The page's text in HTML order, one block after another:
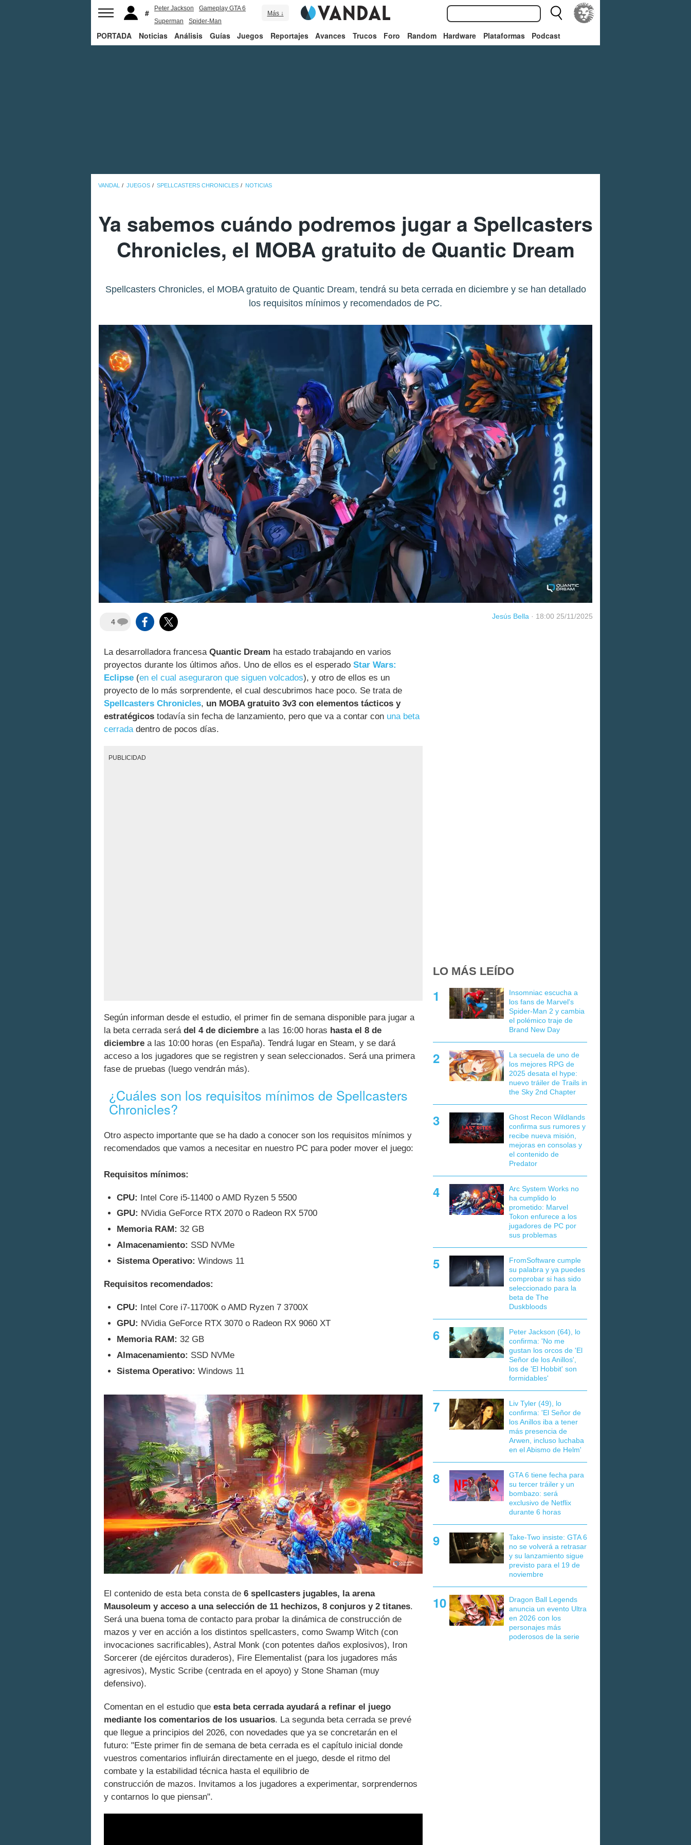
Peter Jackson
Gameplay GTA 6
Superman
Spider-Man
Más ↓
PORTADA Noticias Análisis Guías Juegos Reportajes Avances Trucos Foro Random Hardware Plataformas Podcast
VANDAL JUEGOS SPELLCASTERS CHRONICLES NOTICIAS
Ya sabemos cuándo podremos jugar a Spellcasters
Chronicles, el MOBA gratuito de Quantic Dream
Spellcasters Chronicles, el MOBA gratuito de Quantic Dream, tendrá su beta cerrada en diciembre y se han detallado
los requisitos mínimos y recomendados de PC.
4
Jesús Bella · 18:00 25/11/2025
La desarrolladora francesa Quantic Dream ha estado trabajando en varios
proyectos durante los últimos años. Uno de ellos es el esperado Star Wars:
Eclipse (en el cual aseguraron que siguen volcados), y otro de ellos es un
proyecto de lo más sorprendente, el cual descubrimos hace poco. Se trata de
Spellcasters Chronicles, un MOBA gratuito 3v3 con elementos tácticos y
estratégicos todavía sin fecha de lanzamiento, pero que va a contar con una beta
cerradadentro de pocos días.
PUBLICIDAD
Según informan desde el estudio, el primer fin de semana disponible para jugar a
la beta cerrada será del 4 de diciembre a las 16:00 horas hasta el 8 de
diciembre a las 10:00 horas (en España). Tendrá lugar en Steam, y se dará
acceso a los jugadores que se registren y sean seleccionados. Será una primera
fase de pruebas (luego vendrán más).
¿Cuáles son los requisitos mínimos de Spellcasters
Chronicles?
Otro aspecto importante que se ha dado a conocer son los requisitos mínimos y
recomendados que vamos a necesitar en nuestro PC para poder mover el juego:
Requisitos mínimos:
CPU: Intel Core i5-11400 o AMD Ryzen 5 5500
GPU: NVidia GeForce RTX 2070 o Radeon RX 5700
Memoria RAM: 32 GB
Almacenamiento: SSD NVMe
Sistema Operativo: Windows 11
Requisitos recomendados:
CPU: Intel Core i7-11700K o AMD Ryzen 7 3700X
GPU: NVidia GeForce RTX 3070 o Radeon RX 9060 XT
Memoria RAM: 32 GB
Almacenamiento: SSD NVMe
Sistema Operativo: Windows 11
El contenido de esta beta consta de 6 spellcasters jugables, la arena
Mausoleum y acceso a una selección de 11 hechizos, 8 conjuros y 2 titanes.
Será una buena toma de contacto para probar la dinámica de construcción de
mazos y ver en acción a los distintos spellcasters, como Swamp Witch (con
invocaciones sacrificables), Astral Monk (con potentes daños explosivos), Iron
Sorcerer (de ejércitos duraderos), Fire Elementalist (para los jugadores más
agresivos), Mystic Scribe (centrada en el apoyo) y Stone Shaman (muy
defensivo).
Comentan en el estudio que esta beta cerrada ayudará a refinar el juego
mediante los comentarios de los usuarios. La segunda beta cerrada se prevé
que llegue a principios del 2026, con novedades que ya se concretarán en el
futuro: "Este primer fin de semana de beta cerrada es el capítulo inicial donde
vuestros comentarios influirán directamente en el juego, desde el ritmo del
combate y la estabilidad técnica hasta el equilibrio de
construcción de mazos. Invitamos a los jugadores a experimentar, sorprendernos
y contarnos lo que piensan".
LO MÁS LEÍDO
Insomniac escucha a
los fans de Marvel's
Spider-Man 2 y cambia
el polémico traje de
Brand New Day
La secuela de uno de
los mejores RPG de
2025 desata el hype:
nuevo tráiler de Trails in
the Sky 2nd Chapter
Ghost Recon Wildlands
confirma sus rumores y
recibe nueva misión,
mejoras en consolas y
el contenido de
Predator
Arc System Works no
ha cumplido lo
prometido: Marvel
Tokon enfurece a los
jugadores de PC por
sus problemas
FromSoftware cumple
su palabra y ya puedes
comprobar si has sido
seleccionado para la
beta de The
Duskbloods
Peter Jackson (64), lo
confirma: 'No me
gustan los orcos de 'El
Señor de los Anillos',
los de 'El Hobbit' son
formidables'
Liv Tyler (49), lo
confirma: 'El Señor de
los Anillos iba a tener
más presencia de
Arwen, incluso luchaba
en el Abismo de Helm'
GTA 6 tiene fecha para
su tercer tráiler y un
bombazo: será
exclusivo de Netflix
durante 6 horas
Take-Two insiste: GTA 6
no se volverá a retrasar
y su lanzamiento sigue
previsto para el 19 de
noviembre
Dragon Ball Legends
anuncia un evento Ultra
en 2026 con los
personajes más
poderosos de la serie